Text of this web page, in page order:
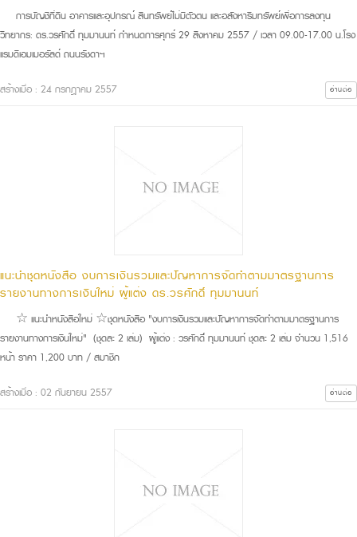
การบัญชีที่ดิน อาคารและอุปกรณ์ สินทรัพย์ไม่มีตัวตน และอสังหาริมทรัพย์เพื่อการลงทุน
วิทยากร: ดร.วรศักดิ์ ทุมมานนท์ กำหนดการศุกร์ 29 สิงหาคม 2557 / เวลา 09.00-17.00 น.โรง
แรมดิเอมเมอรัลด์ ถนนรัชดาฯ
สร้างเมื่อ : 24 กรกฎาคม 2557 อ่านต่อ
แนะนำชุดหนังสือ งบการเงินรวมและปัญหาการจัดทำตามมาตรฐานการ
รายงานทางการเงินใหม่ ผู้แต่ง ดร.วรศักดิ์ ทุมมานนท์
☆ แนะนำหนังสือใหม่ ☆ชุดหนังสือ "งบการเงินรวมและปัญหาการจัดทำตามมาตรฐานการ
รายงานทางการเงินใหม่" (ชุดละ 2 เล่ม) ผู้แต่ง : วรศักดิ์ ทุมมานนท์ ชุดละ 2 เล่ม จำนวน 1,516
หน้า ราคา 1,200 บาท / สมาชิก
สร้างเมื่อ : 02 กันยายน 2557 อ่านต่อ